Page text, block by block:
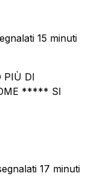
15 minuti
PIÙ DI
***** SI
17 minuti